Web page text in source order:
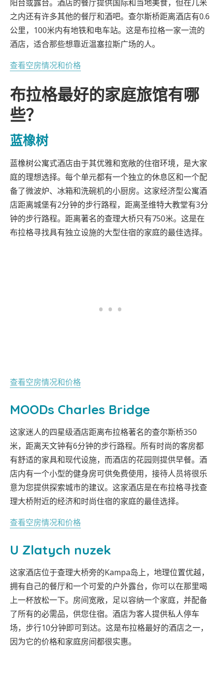
阳台或露台。酒店的餐厅提供国际和当地美食，但在几米
之内还有许多其他的餐厅和酒吧。查尔斯桥距离酒店有0.6
公里，100米内有地铁和电车站。这是布拉格一家一流的
酒店，适合那些想靠近温塞拉斯广场的人。
查看空房情况和价格
布拉格最好的家庭旅馆有哪
些？
蓝橡树
蓝橡树公寓式酒店由于其优雅和宽敞的住宿环境，是大家
庭的理想选择。每个单元都有一个独立的休息区和一个配
备了微波炉、冰箱和洗碗机的小厨房。这家经济型公寓酒
店距离城堡有2分钟的步行路程，距离圣维特大教堂有3分
钟的步行路程。距离著名的查理大桥只有750米。这是在
布拉格寻找具有独立设施的大型住宿的家庭的最佳选择。
查看空房情况和价格
MOODs Charles Bridge
这家迷人的四星级酒店距离布拉格著名的查尔斯桥350
米，距离天文钟有6分钟的步行路程。所有时尚的客房都
有舒适的家具和现代设施，而酒店的花园则提供早餐。酒
店内有一个小型的健身房可供免费使用，接待人员将很乐
意为您提供探索城市的建议。这家酒店是在布拉格寻找查
理大桥附近的经济和时尚住宿的家庭的最佳选择。
查看空房情况和价格
U Zlatych nuzek
这家酒店位于查理大桥旁的Kampa岛上，地理位置优越，
拥有自己的餐厅和一个可爱的户外露台，你可以在那里喝
上一杯放松一下。房间宽敞，足以容纳一个家庭，并配备
了所有的必需品，供您住宿。酒店为客人提供私人停车
场，步行10分钟即可到达。这是布拉格最好的酒店之一，
因为它的价格和家庭房间都很实惠。